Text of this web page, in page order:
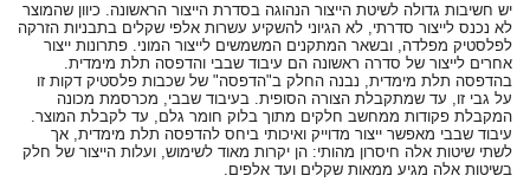
יש חשיבות גדולה לשיטת הייצור הנהוגה בסדרת הייצור הראשונה. כיוון שהמוצר
לא נכנס לייצור סדרתי, לא הגיוני להשקיע עשרות אלפי שקלים בתבניות הזרקה
לפלסטיק מפלדה, ובשאר המתקנים המשמשים לייצור המוני. פתרונות ייצור
אחרים לייצור של סדרה ראשונה הם עיבוד שבבי והדפסה תלת מימדית.
בהדפסה תלת מימדית, נבנה החלק ב"הדפסה" של שכבות פלסטיק דקות זו
על גבי זו, עד שמתקבלת הצורה הסופית. בעיבוד שבבי, מכרסמת מכונה
המקבלת פקודות ממחשב חלקים מתוך בלוק חומר גלם, עד לקבלת המוצר.
עיבוד שבבי מאפשר ייצור מדוייק ואיכותי ביחס להדפסה תלת מימדית, אך
לשתי שיטות אלה חיסרון מהותי: הן יקרות מאוד לשימוש, ועלות הייצור של חלק
בשיטות אלה מגיע ממאות שקלים ועד אלפים.